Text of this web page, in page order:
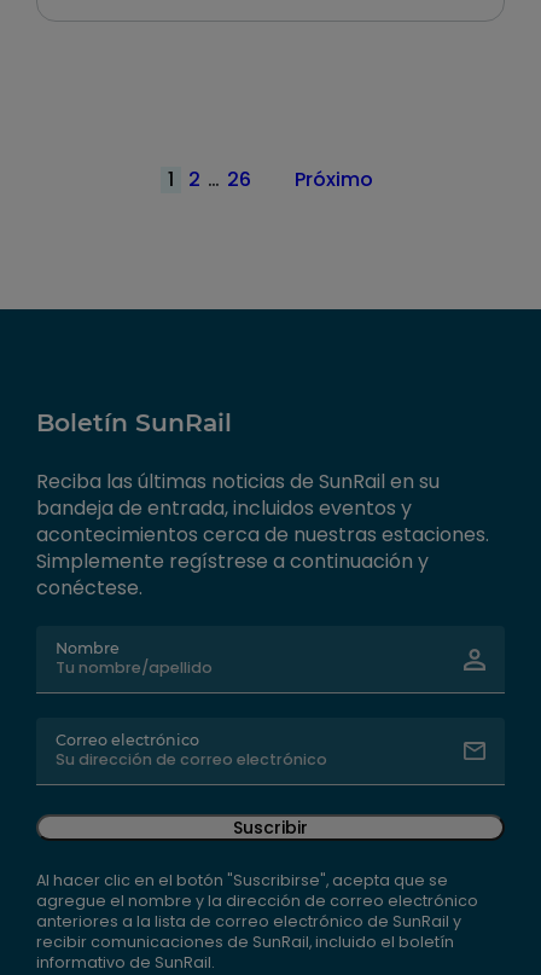
Paginación
1 2 … 26 Próximo
Boletín SunRail
Reciba las últimas noticias de SunRail en su
bandeja de entrada, incluidos eventos y
acontecimientos cerca de nuestras estaciones.
Simplemente regístrese a continuación y
conéctese.
Nombre
Correo electrónico
Suscribir
Al hacer clic en el botón "Suscribirse", acepta que se
agregue el nombre y la dirección de correo electrónico
anteriores a la lista de correo electrónico de SunRail y
recibir comunicaciones de SunRail, incluido el boletín
informativo de SunRail.